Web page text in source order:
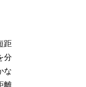
距
分
な
離